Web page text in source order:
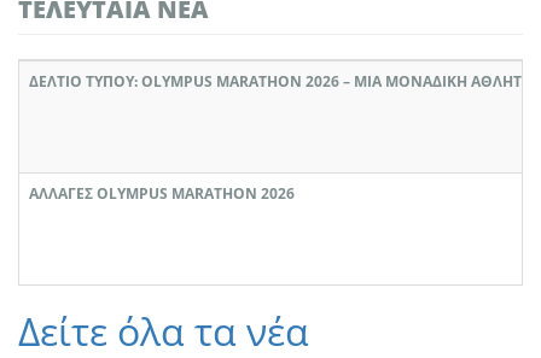
ΤΕΛΕΥΤΑΊΑ ΝΈΑ
ΔΕΛΤΙΟ ΤΥΠΟΥ: OLYMPUS MARATHON 2026 – ΜΙΑ ΜΟΝΑΔΙΚΉ
ΑΛΛΑΓΈΣ OLYMPUS MARATHON 2026
Δείτε όλα τα νέα